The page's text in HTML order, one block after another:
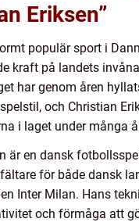
Eriksen”
populär sport i
kraft på landets
har genom åren
och Christian
i laget under många
är en dansk
för både dansk
Inter Milan. Hans
och förmåga att